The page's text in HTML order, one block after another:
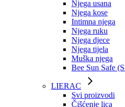
Njega usana
Njega kose
Intimna njega
Njega ruku
Njega djece
Njega tijela
Muška njega
Bee Sun Safe
LIERAC
Svi proizvodi
Čišćenje lica